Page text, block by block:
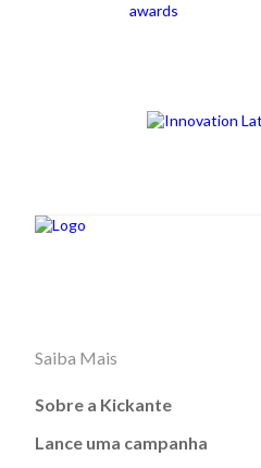
Saiba Mais
Sobre a Kickante
Lance uma campanha